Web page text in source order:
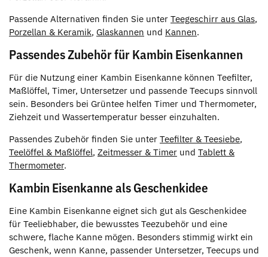
Passende Alternativen finden Sie unter Teegeschirr aus Glas,
Porzellan & Keramik, Glaskannen und Kannen.
Passendes Zubehör für Kambin Eisenkannen
Für die Nutzung einer Kambin Eisenkanne können Teefilter,
Maßlöffel, Timer, Untersetzer und passende Teecups sinnvoll
sein. Besonders bei Grüntee helfen Timer und Thermometer,
Ziehzeit und Wassertemperatur besser einzuhalten.
Passendes Zubehör finden Sie unter Teefilter & Teesiebe,
Teelöffel & Maßlöffel, Zeitmesser & Timer und Tablett &
Thermometer.
Kambin Eisenkanne als Geschenkidee
Eine Kambin Eisenkanne eignet sich gut als Geschenkidee
für Teeliebhaber, die bewusstes Teezubehör und eine
schwere, flache Kanne mögen. Besonders stimmig wirkt ein
Geschenk, wenn Kanne, passender Untersetzer, Teecups und